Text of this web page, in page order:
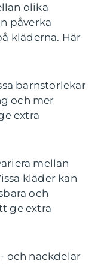
olika
påverka
kläderna. Här
barnstorlekar
och mer
extra
mellan
kläder kan
och
ge extra
och nackdelar